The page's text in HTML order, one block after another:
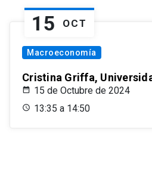
15 OCT
Macroeconomía
Cristina Griffa,
15 de Octubre de 2024
13:35 a 14:50